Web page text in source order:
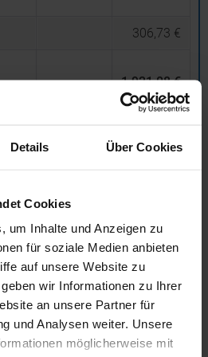
Details Über Cookies
Cookies
um Inhalte und Anzeigen zu
für soziale Medien anbieten
auf unsere Website zu
wir Informationen zu Ihrer
an unsere Partner für
und Analysen weiter. Unsere
möglicherweise mit
306,73 €
1.921,08 €
drucken
Anfrage
ca. 1 - 2 Wochen